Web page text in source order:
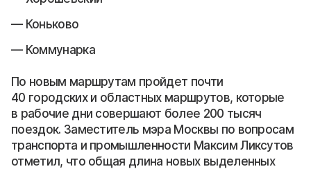
Коньково
Коммунарка
По новым маршрутам пройдет почти
40 городских и областных маршрутов, которые
в рабочие дни совершают более 200 тысяч
поездок. Заместитель мэра Москвы по вопросам
транспорта и промышленности Максим Ликсутов
отметил, что общая длина новых выделенных